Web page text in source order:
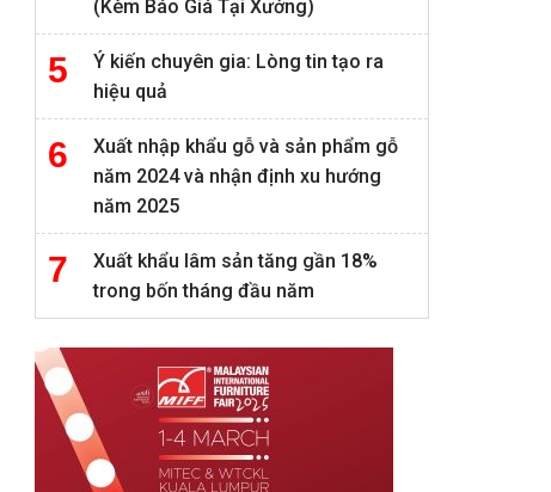
(Kèm Báo Giá Tại Xưởng)
Ý kiến chuyên gia: Lòng tin tạo ra
hiệu quả
Xuất nhập khẩu gỗ và sản phẩm gỗ
năm 2024 và nhận định xu hướng
năm 2025
Xuất khẩu lâm sản tăng gần 18%
trong bốn tháng đầu năm